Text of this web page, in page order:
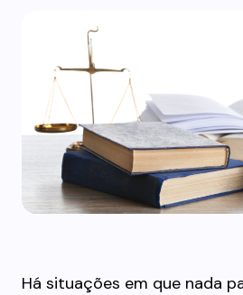
Há situações em que nada